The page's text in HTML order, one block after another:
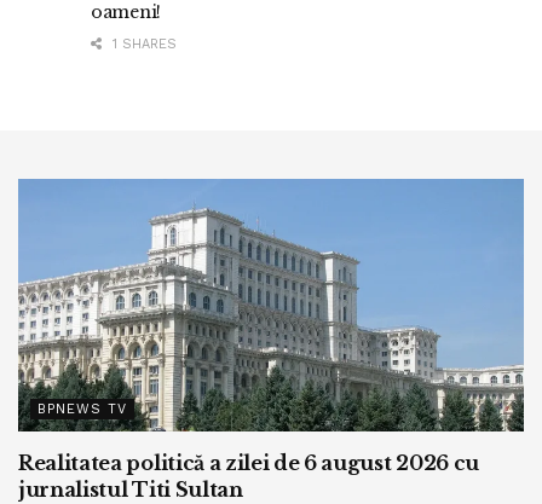
oameni!
1 SHARES
BPNEWS TV
Realitatea politică a zilei de 6 august 2026 cu
jurnalistul Titi Sultan